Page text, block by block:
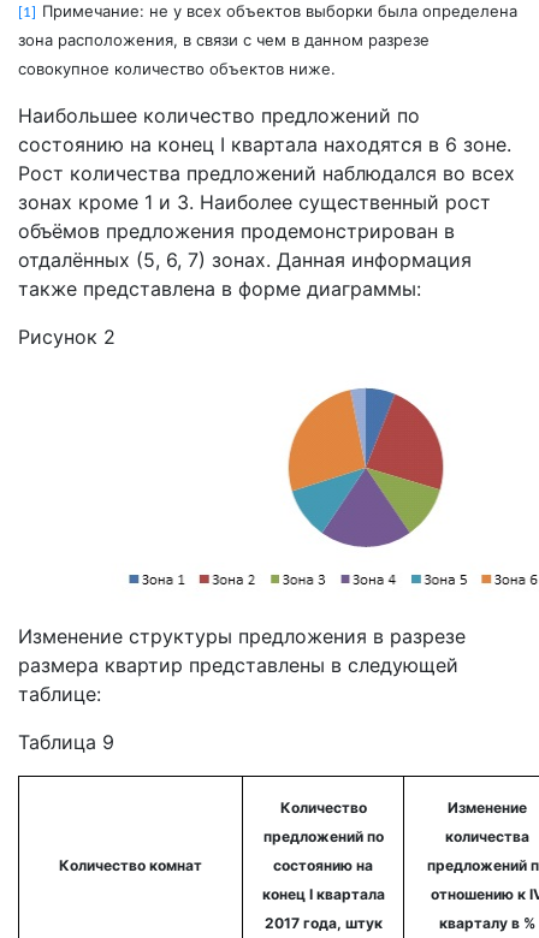
[1]
Примечание: не у всех объектов выборки была определена
зона расположения, в связи с чем в данном разрезе
совокупное количество объектов ниже.
Наибольшее количество предложений по
состоянию на конец I квартала находятся в 6 зоне.
Рост количества предложений наблюдался во всех
зонах кроме 1 и 3. Наиболее существенный рост
объёмов предложения продемонстрирован в
отдалённых (5, 6, 7) зонах. Данная информация
также представлена в форме диаграммы:
Рисунок 2
Изменение структуры предложения в разрезе
размера квартир представлены в следующей
таблице:
Таблица 9
Количество комнат
Количество
предложений по
состоянию на
конец I квартала
2017года, штук
Изменение
количества
предложений
отношению к
кварталув %